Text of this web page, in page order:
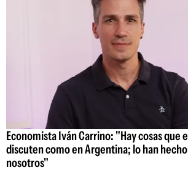
Economista Iván Carrino: "Hay cosas que
discuten como en Argentina; lo han
nosotros"